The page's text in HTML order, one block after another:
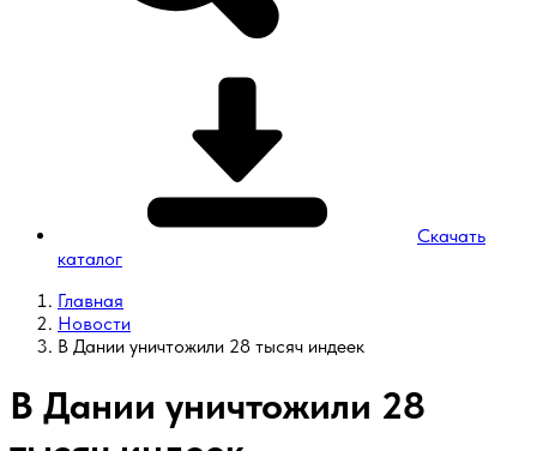
Скачать
каталог
Главная
Новости
В Дании уничтожили 28 тысяч индеек
В Дании уничтожили 28